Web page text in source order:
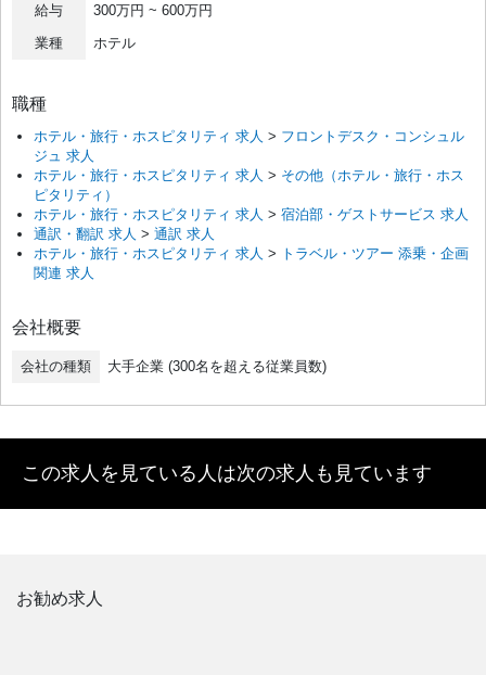
給与
300万円 ~ 600万円
業種
ホテル
職種
ホテル・旅行・ホスピタリティ 求人 > フロントデスク・コンシュル
ジュ 求人
ホテル・旅行・ホスピタリティ 求人 > その他（ホテル・旅行・ホス
ピタリティ）
ホテル・旅行・ホスピタリティ 求人 > 宿泊部・ゲストサービス 求人
通訳・翻訳 求人 > 通訳 求人
ホテル・旅行・ホスピタリティ 求人 > トラベル・ツアー 添乗・企画
関連 求人
会社概要
会社の種類 大手企業 (300名を超える従業員数)
この求人を見ている人は次の求人も見ています
お勧め求人